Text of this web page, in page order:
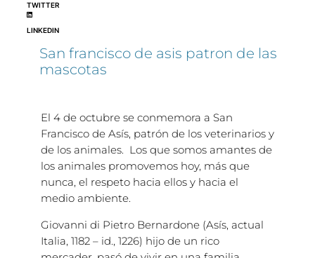
TWITTER
LINKEDIN
San francisco de asis patron de las
mascotas
El 4 de octubre se conmemora a San
Francisco de Asís, patrón de los veterinarios y
de los animales. Los que somos amantes de
los animales promovemos hoy, más que
nunca, el respeto hacia ellos y hacia el
medio ambiente.
Giovanni di Pietro Bernardone (Asís, actual
Italia, 1182 – id., 1226) hijo de un rico